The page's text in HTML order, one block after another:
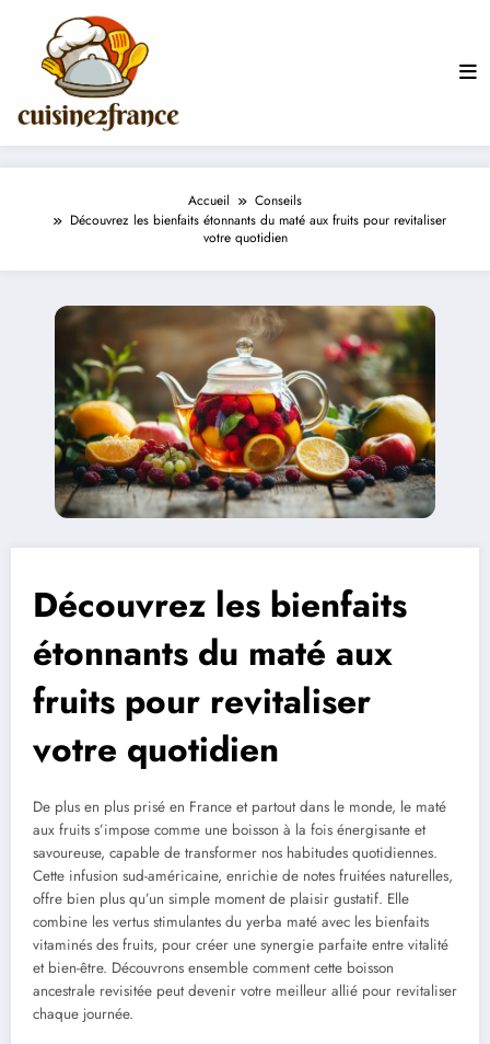
Accueil
Conseils
Découvrez les bienfaits étonnants du maté aux fruits pour revitaliser
votre quotidien
Découvrez les bienfaits
étonnants du maté aux
fruits pour revitaliser
votre quotidien
De plus en plus prisé en France et partout dans le monde, le maté
aux fruits s’impose comme une boisson à la fois énergisante et
savoureuse, capable de transformer nos habitudes quotidiennes.
Cette infusion sud-américaine, enrichie de notes fruitées naturelles,
offre bien plus qu’un simple moment de plaisir gustatif. Elle
combine les vertus stimulantes du yerba maté avec les bienfaits
vitaminés des fruits, pour créer une synergie parfaite entre vitalité
et bien-être. Découvrons ensemble comment cette boisson
ancestrale revisitée peut devenir votre meilleur allié pour revitaliser
chaque journée.